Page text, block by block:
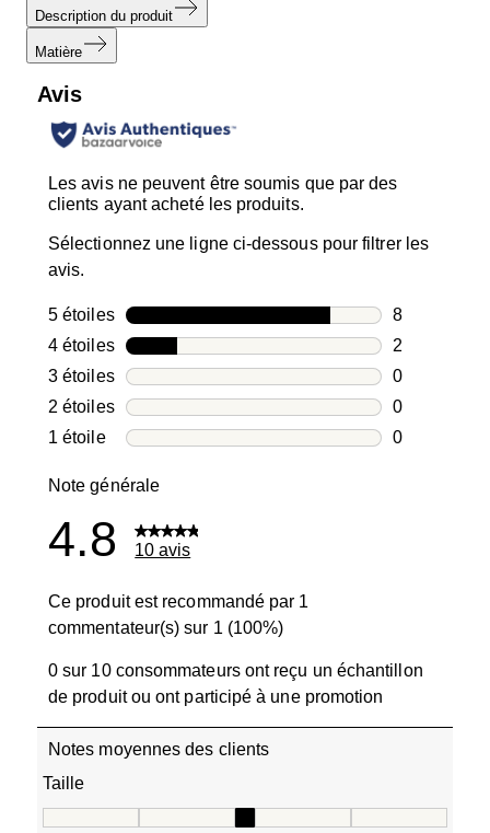
Description du produit
Matière
Avis
Les avis ne peuvent être soumis que par des
clients ayant acheté les produits.
Sélectionnez une ligne ci-dessous pour filtrer les
avis.
5 étoilesétoiles
8
8 avis avec
4 étoilesétoiles
2
2 avis avec
3 étoilesétoiles
0
0 avis avec
2 étoilesétoiles
0
0 avis avec
1 étoileétoiles
0
Note générale
4.8 10 avis
Ce produit est recommandé par 1
commentateur(s) sur 1 (100%)
0 sur 10 consommateurs ont reçu un échantillon
de produit ou ont participé à une promotion
Notes moyennes des clients
Taille